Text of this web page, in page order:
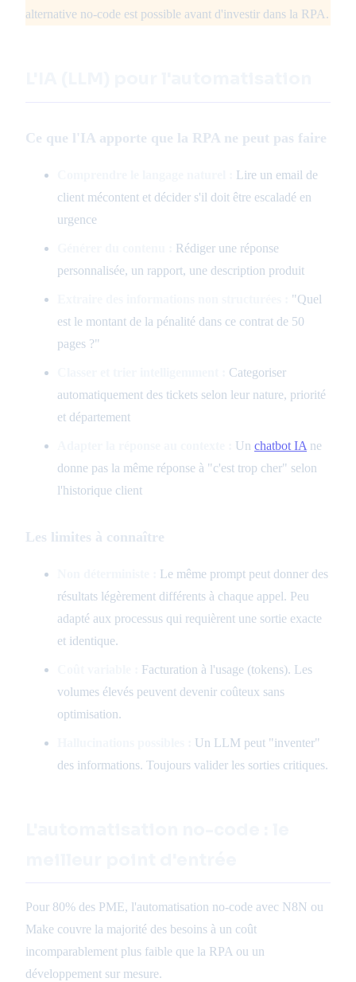
alternative no-code est possible avant d'investir dans la RPA.
Ce que l'IA apporte que la RPA ne peut pas faire
Lire un email de
client mécontent et décider s'il doit être escaladé en
urgence
Rédiger une réponse
personnalisée, un rapport, une description produit
"Quel
est le montant de la pénalité dans ce contrat de 50
pages ?"
Categoriser
automatiquement des tickets selon leur nature, priorité
et département
Un chatbot IA ne
donne pas la même réponse à "c'est trop cher" selon
l'historique client
Les limites à connaître
Le même prompt peut donner des
résultats légèrement différents à chaque appel. Peu
adapté aux processus qui requièrent une sortie exacte
et identique.
Facturation à l'usage (tokens). Les
volumes élevés peuvent devenir coûteux sans
optimisation.
Un LLM peut "inventer"
des informations. Toujours valider les sorties critiques.
Pour 80% des PME, l'automatisation no-code avec N8N ou
Make couvre la majorité des besoins à un coût
incomparablement plus faible que la RPA ou un
développement sur mesure.